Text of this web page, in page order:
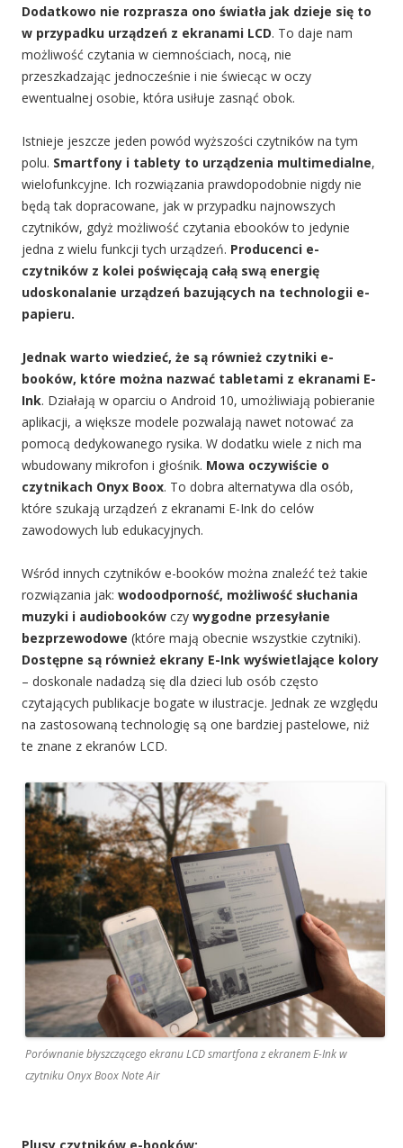
Dodatkowo nie rozprasza ono światła jak dzieje się to
w przypadku urządzeń z ekranami LCD. To daje nam
możliwość czytania w ciemnościach, nocą, nie
przeszkadzając jednocześnie i nie świecąc w oczy
ewentualnej osobie, która usiłuje zasnąć obok.
Istnieje jeszcze jeden powód wyższości czytników na tym
polu. Smartfony i tablety to urządzenia multimedialne,
wielofunkcyjne. Ich rozwiązania prawdopodobnie nigdy nie
będą tak dopracowane, jak w przypadku najnowszych
czytników, gdyż możliwość czytania ebooków to jedynie
jedna z wielu funkcji tych urządzeń. Producenci e-
czytników z kolei poświęcają całą swą energię
udoskonalanie urządzeń bazujących na technologii e-
papieru.
Jednak warto wiedzieć, że są również czytniki e-
booków, które można nazwać tabletami z ekranami E-
Ink. Działają w oparciu o Android 10, umożliwiają pobieranie
aplikacji, a większe modele pozwalają nawet notować za
pomocą dedykowanego rysika. W dodatku wiele z nich ma
wbudowany mikrofon i głośnik. Mowa oczywiście o
czytnikach Onyx Boox. To dobra alternatywa dla osób,
które szukają urządzeń z ekranami E-Ink do celów
zawodowych lub edukacyjnych.
Wśród innych czytników e-booków można znaleźć też takie
rozwiązania jak: wodoodporność, możliwość słuchania
muzyki i audiobooków czy wygodne przesyłanie
bezprzewodowe (które mają obecnie wszystkie czytniki).
Dostępne są również ekrany E-Ink wyświetlające kolory
– doskonale nadadzą się dla dzieci lub osób często
czytających publikacje bogate w ilustracje. Jednak ze względu
na zastosowaną technologię są one bardziej pastelowe, niż
te znane z ekranów LCD.
Porównanie błyszczącego ekranu LCD smartfona z ekranem E-Ink w
czytniku Onyx Boox Note Air